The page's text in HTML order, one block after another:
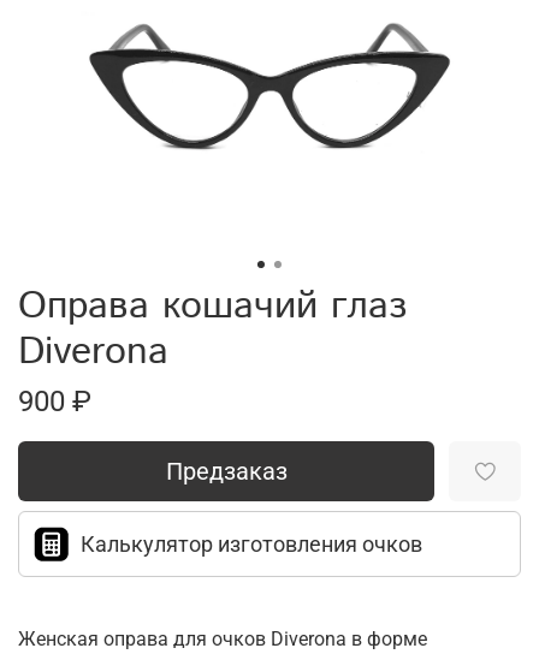
Оправа кошачий глаз
Diverona
900 ₽
Предзаказ
Калькулятор изготовления очков
Женская оправа для очков Diverona в форме